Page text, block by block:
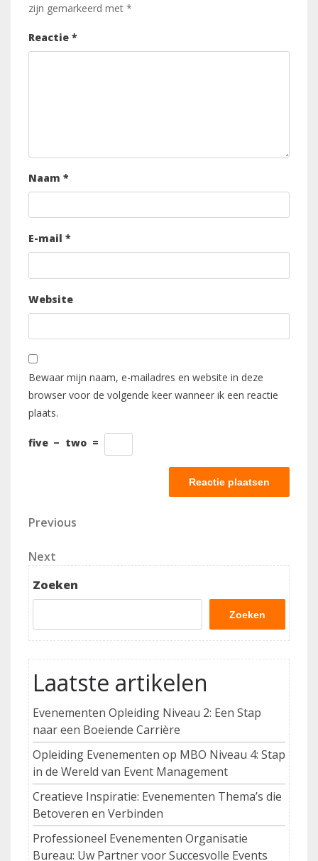
zijn gemarkeerd met *
Reactie *
Naam *
E-mail *
Website
Bewaar mijn naam, e-mailadres en website in deze
browser voor de volgende keer wanneer ik een reactie
plaats.
five − two =
Berichtnavigatie
Previous
Previous
Next
Post
Next
Zoeken
Zoeken
Laatste artikelen
Evenementen Opleiding Niveau 2: Een Stap
naar een Boeiende Carrière
Opleiding Evenementen op MBO Niveau 4: Stap
in de Wereld van Event Management
Creatieve Inspiratie: Evenementen Thema’s die
Betoveren en Verbinden
Professioneel Evenementen Organisatie
Bureau: Uw Partner voor Succesvolle Events